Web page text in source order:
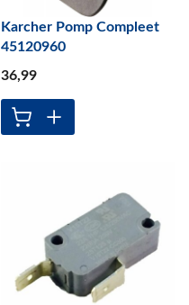
Karcher Pomp Compleet
45120960
36,99